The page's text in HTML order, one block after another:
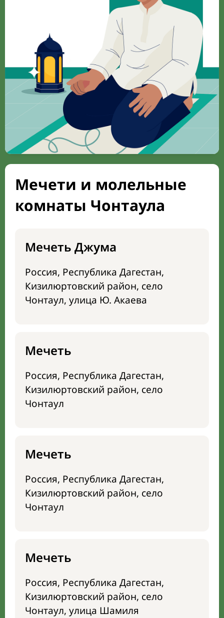
Мечети и молельные
комнаты Чонтаула
Мечеть Джума
Россия, Республика Дагестан,
Кизилюртовский район, село
Чонтаул, улица Ю. Акаева
Мечеть
Россия, Республика Дагестан,
Кизилюртовский район, село
Чонтаул
Мечеть
Россия, Республика Дагестан,
Кизилюртовский район, село
Чонтаул
Мечеть
Россия, Республика Дагестан,
Кизилюртовский район, село
Чонтаул, улица Шамиля